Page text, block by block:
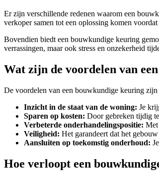
Er zijn verschillende redenen waarom een
verkoper samen tot een oplossing komen
Bovendien biedt een bouwkundige keuring
verrassingen, maar ook stress en onzekerheid
Wat zijn de voordelen van
De voordelen van een bouwkundige keuring
Inzicht in de staat van de woning: Je
Sparen op kosten: Door gebreken tijdig
Verbeterde onderhandelingspositie: Met
Veiligheid: Het garandeert dat het
Aansluiten op toekomstig onderhoud:
Hoe verloopt een